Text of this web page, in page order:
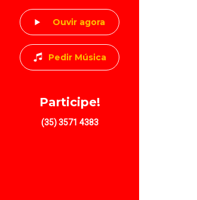
Ouvir agora
Pedir Música
Participe!
(35) 3571 4383